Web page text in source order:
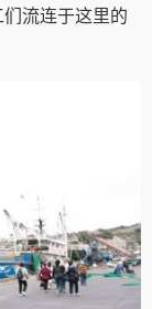
流连于这里的